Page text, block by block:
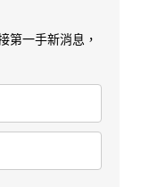
第一手新消息，